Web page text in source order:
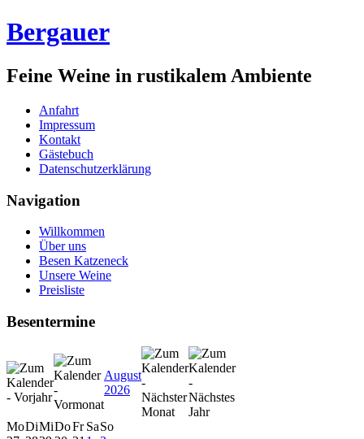
Bergauer
Feine Weine in rustikalem Ambiente
Anfahrt
Impressum
Kontakt
Gästebuch
Datenschutzerklärung
Navigation
Willkommen
Über uns
Besen Katzeneck
Unsere Weine
Preisliste
Besentermine
August
2026
MoDiMiDoFr SaSo